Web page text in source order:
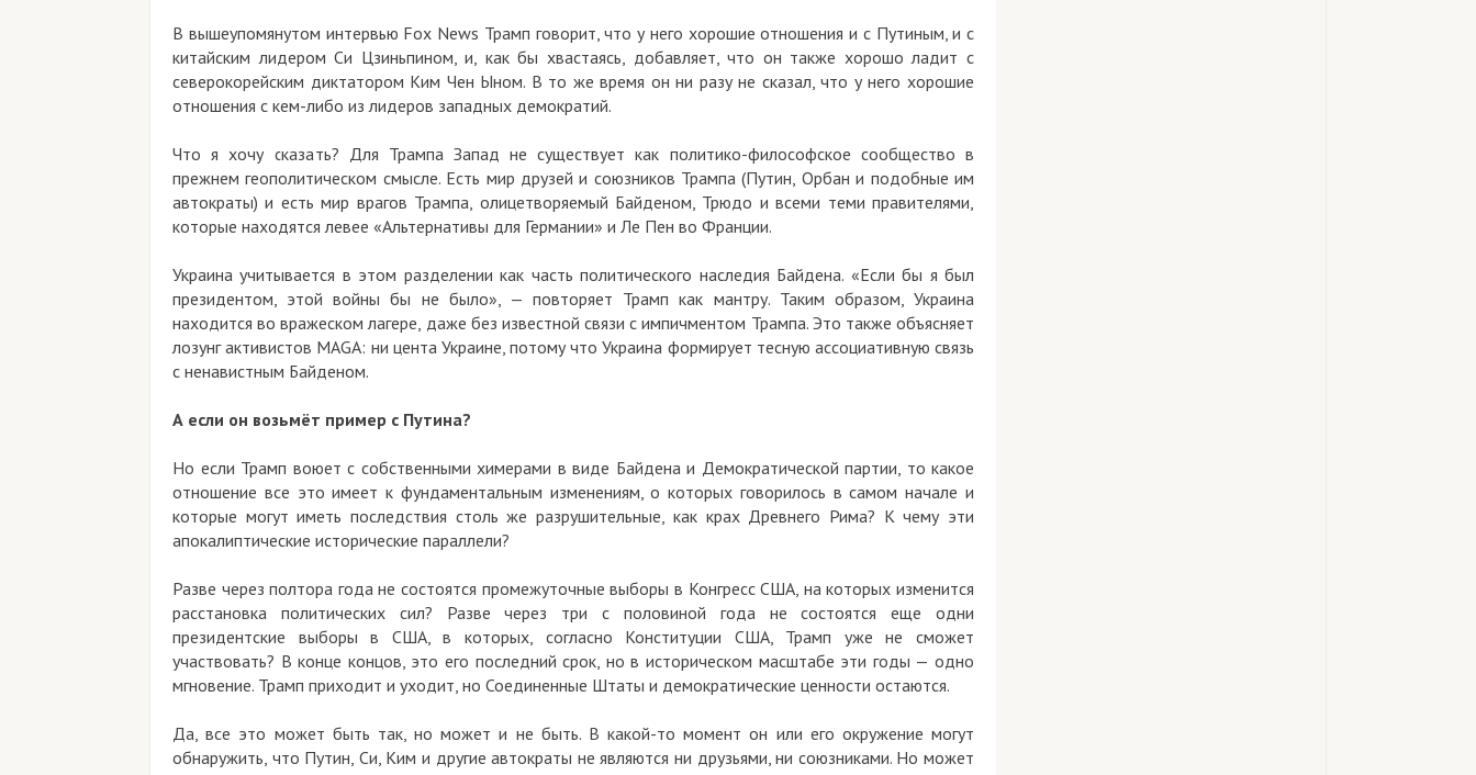
В вышеупомянутом интервью Fox News Трамп говорит, что у него хорошие отношения и с Путиным, и с
китайским лидером Си Цзиньпином, и, как бы хвастаясь, добавляет, что он также хорошо ладит с
северокорейским диктатором Ким Чен Ыном. В то же время он ни разу не сказал, что у него хорошие
отношения с кем-либо из лидеров западных демократий.
Что я хочу сказать? Для Трампа Запад не существует как политико-философское сообщество в
прежнем геополитическом смысле. Есть мир друзей и союзников Трампа (Путин, Орбан и подобные им
автократы) и есть мир врагов Трампа, олицетворяемый Байденом, Трюдо и всеми теми правителями,
которые находятся левее «Альтернативы для Германии» и Ле Пен во Франции.
Украина учитывается в этом разделении как часть политического наследия Байдена. «Если бы я был
президентом, этой войны бы не было», — повторяет Трамп как мантру. Таким образом, Украина
находится во вражеском лагере, даже без известной связи с импичментом Трампа. Это также объясняет
лозунг активистов MAGA: ни цента Украине, потому что Украина формирует тесную ассоциативную связь
с ненавистным Байденом.
А если он возьмёт пример с Путина?
Но если Трамп воюет с собственными химерами в виде Байдена и Демократической партии, то какое
отношение все это имеет к фундаментальным изменениям, о которых говорилось в самом начале и
которые могут иметь последствия столь же разрушительные, как крах Древнего Рима? К чему эти
апокалиптические исторические параллели?
Разве через полтора года не состоятся промежуточные выборы в Конгресс США, на которых изменится
расстановка политических сил? Разве через три с половиной года не состоятся еще одни
президентские выборы в США, в которых, согласно Конституции США, Трамп уже не сможет
участвовать? В конце концов, это его последний срок, но в историческом масштабе эти годы — одно
мгновение. Трамп приходит и уходит, но Соединенные Штаты и демократические ценности остаются.
Да, все это может быть так, но может и не быть. В какой-то момент он или его окружение могут
обнаружить, что Путин, Си, Ким и другие автократы не являются ни друзьями, ни союзниками. Но может